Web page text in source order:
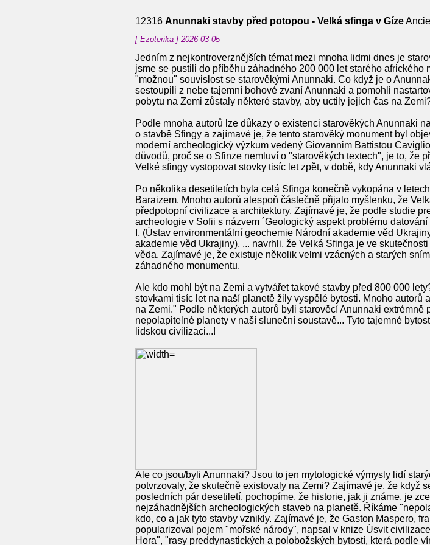
12316 Anunnaki stavby před potopou - Velká sfinga v Gíze
[ Ezoterika ] 2026-03-05
Jedním z nejkontroverznějších témat mezi mnoha lidmi dnes je
jsme se pustili do příběhu záhadného 200 000 let starého
"možnou" souvislost se starověkými Anunnaki. Co když je o
sestoupili z nebe tajemní bohové zvaní Anunnaki a pomohli
pobytu na Zemi zůstaly některé stavby, aby uctily jejich čas na
Podle mnoha autorů lze důkazy o existenci starověkých Anunnaki
o stavbě Sfingy a zajímavé je, že tento starověký monument byl
moderní archeologický výzkum vedený Giovannim Battistou
důvodů, proč se o Sfinze nemluví o "starověkých textech", je to, že
Velké sfingy vystopovat stovky tisíc let zpět, v době, kdy Anunnaki
Po několika desetiletích byla celá Sfinga konečně vykopána v
Baraizem. Mnoho autorů alespoň částečně přijalo myšlenku, že
předpotopní civilizace a architektury. Zajímavé je, že podle studie
archeologie v Sofii s názvem ´Geologický aspekt problému
I. (Ústav environmentální geochemie Národní akademie věd
akademie věd Ukrajiny), ... navrhli, že Velká Sfinga je ve
věda. Zajímavé je, že existuje několik velmi vzácných a starých
záhadného monumentu.
Ale kdo mohl být na Zemi a vytvářet takové stavby před 800 000
stovkami tisíc let na naší planetě žily vyspělé bytosti. Mnoho
na Zemi." Podle některých autorů byli starověcí Anunnaki
nepolapitelné planety v naší sluneční soustavě... Tyto tajemné
lidskou civilizaci...!
Ale co jsou/byli Anunnaki? Jsou to jen mytologické výmysly lidí
potvrzovaly, že skutečně existovaly na Zemi? Zajímavé je, že když
posledních pár desetiletí, pochopíme, že historie, jak ji známe, je
nejzáhadnějších archeologických staveb na planetě. Říkáme
kdo, co a jak tyto stavby vznikly. Zajímavé je, že Gaston Maspero,
popularizoval pojem "mořské národy", napsal v knize Úsvit
Hora", "rasy preddynastických a polobožských bytostí, která podle